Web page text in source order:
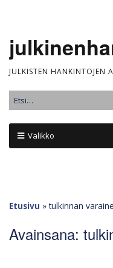
JULKISTEN HANKINTOJEN
Valikko
Etusivu »tulkinnan
Avainsana: